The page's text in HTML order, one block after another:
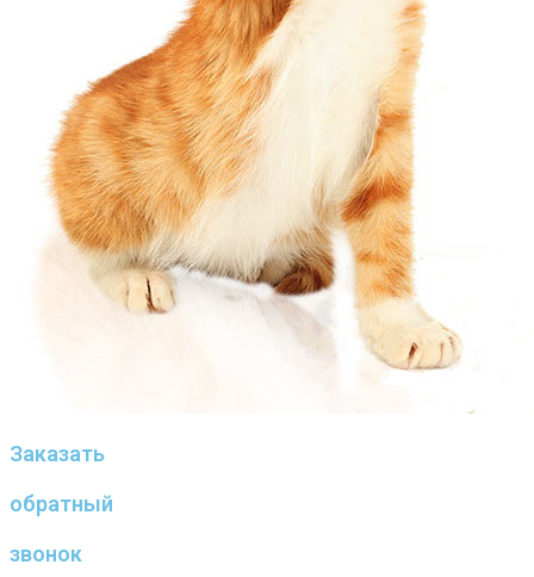
Заказать
обратный
звонок